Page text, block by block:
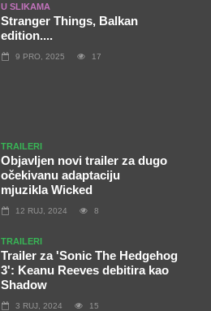
U SLIKAMA
Stranger Things, Balkan
edition....
9 PRO, 2025 17
TRAILERI
Objavljen novi trailer za dugo
očekivanu adaptaciju
mjuzikla Wicked
12 RUJ, 2024 8
TRAILERI
Trailer za 'Sonic The Hedgehog
3': Keanu Reeves debitira kao
Shadow
3 RUJ, 2024 15